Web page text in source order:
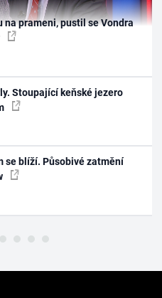
na prameni, pustil se Vondra
Stoupající keňské jezero
se blíží. Působivé zatmění